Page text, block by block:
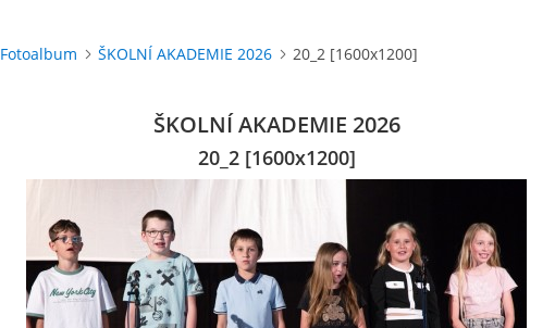
Fotoalbum ŠKOLNÍ AKADEMIE 2026 20_2 [1600x1200]
ŠKOLNÍ AKADEMIE 2026
20_2 [1600x1200]